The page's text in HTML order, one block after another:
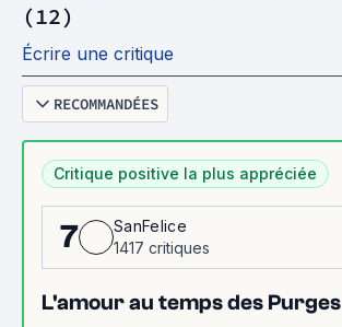
(12)
Écrire une critique
RECOMMANDÉES
Critique positive la plus appréciée
7
SanFelice
1417 critiques
L'amour au temps des Purges